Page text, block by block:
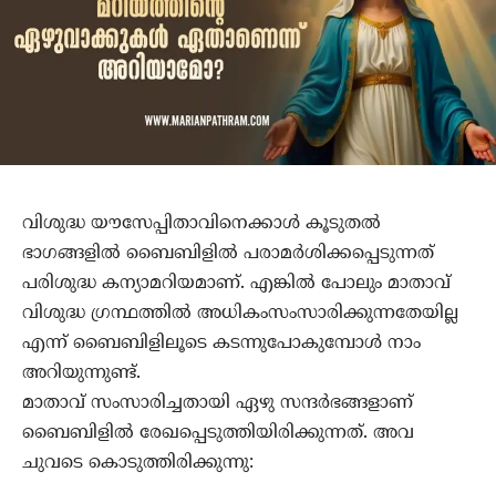
വിശുദ്ധ യൗസേപ്പിതാവിനെക്കാള്‍ കൂടുതല്‍
ഭാഗങ്ങളില്‍ ബൈബിളില്‍ പരാമര്‍ശിക്കപ്പെടുന്നത്
പരിശുദ്ധ കന്യാമറിയമാണ്. എങ്കില്‍ പോലും മാതാവ്
വിശുദ്ധ ഗ്രന്ഥത്തില്‍ അധികംസംസാരിക്കുന്നതേയില്ല
എന്ന് ബൈബിളിലൂടെ കടന്നുപോകുമ്പോള്‍ നാം
അറിയുന്നുണ്ട്.
മാതാവ് സംസാരിച്ചതായി ഏഴു സന്ദര്‍ഭങ്ങളാണ്
ബൈബിളില്‍ രേഖപ്പെടുത്തിയിരിക്കുന്നത്. അവ
ചുവടെ കൊടുത്തിരിക്കുന്നു: